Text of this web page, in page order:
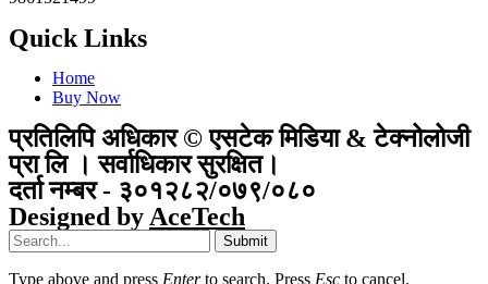
Quick Links
Home
Buy Now
प्रतिलिपि अधिकार © एसटेक मिडिया & टेक्नोलोजी
प्रा लि । सर्वाधिकार सुरक्षित।
दर्ता नम्बर - ३०१२८२/०७९/०८०
Designed by AceTech
Submit
Type above and press Enterto search. Press Esc to cancel.